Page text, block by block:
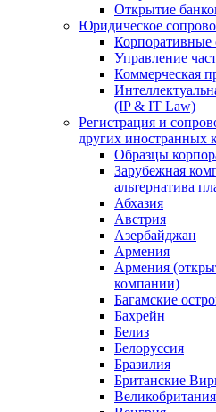
Открытие
Юридическое
Корпоративные
Управление
Коммерческая
(IP & IT Law)
Регистрация и
других иностранных
Образцы
Зарубежная
альтернатива
Абхазия
Австрия
Азербайджан
Армения
Армения
компании)
Багамские
Бахрейн
Белиз
Белоруссия
Бразилия
Британские
Великобритания